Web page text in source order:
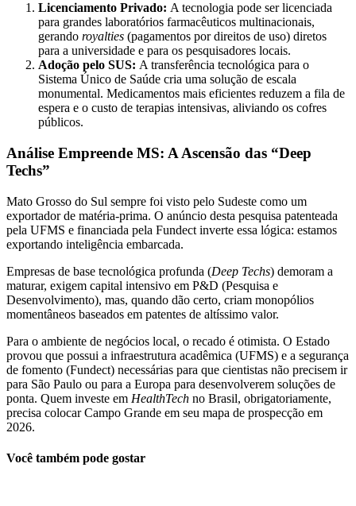
Licenciamento Privado: A tecnologia pode ser licenciada
para grandes laboratórios farmacêuticos multinacionais,
gerando royalties (pagamentos por direitos de uso) diretos
para a universidade e para os pesquisadores locais.
Adoção pelo SUS: A transferência tecnológica para o
Sistema Único de Saúde cria uma solução de escala
monumental. Medicamentos mais eficientes reduzem a fila de
espera e o custo de terapias intensivas, aliviando os cofres
públicos.
Análise Empreende MS: A Ascensão das “Deep
Techs”
Mato Grosso do Sul sempre foi visto pelo Sudeste como um
exportador de matéria-prima. O anúncio desta pesquisa patenteada
pela UFMS e financiada pela Fundect inverte essa lógica: estamos
exportando inteligência embarcada.
Empresas de base tecnológica profunda (Deep Techs) demoram a
maturar, exigem capital intensivo em P&D (Pesquisa e
Desenvolvimento), mas, quando dão certo, criam monopólios
momentâneos baseados em patentes de altíssimo valor.
Para o ambiente de negócios local, o recado é otimista. O Estado
provou que possui a infraestrutura acadêmica (UFMS) e a segurança
de fomento (Fundect) necessárias para que cientistas não precisem ir
para São Paulo ou para a Europa para desenvolverem soluções de
ponta. Quem investe em HealthTech no Brasil, obrigatoriamente,
precisa colocar Campo Grande em seu mapa de prospecção em
2026.
Você também pode gostar